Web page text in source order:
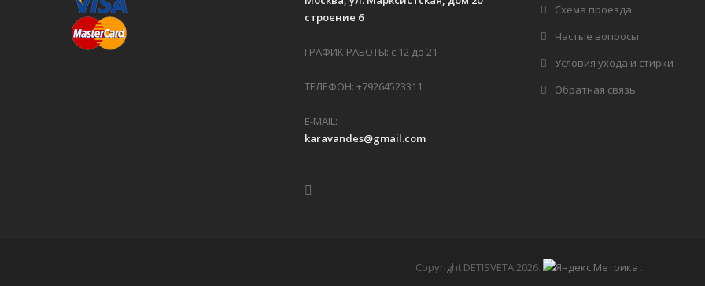
строение 6
ГРАФИК РАБОТЫ: с 12 до 21
ТЕЛЕФОН: +79264523311
E-MAIL:
karavandes@gmail.com
Схема проезда
Частые вопросы
Условия ухода и стирки
Обратная связь
Copyright DETISVETA 2026. .